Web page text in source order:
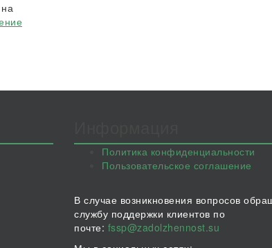
Политика конфиденциальности
Пользовательское соглашение
В случае возникновения вопросов
службу поддержки клиентов по
почте: fssp@zadolzhennost.su